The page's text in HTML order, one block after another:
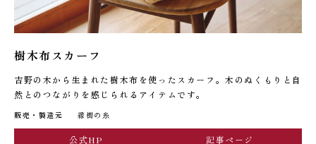
樹木布スカーフ
吉野の木から生まれた樹木布を使ったスカーフ。木のぬくもりと自
然とのつながりを感じられるアイテムです。
販売・製造元 縁樹の⽷
公式HP 記事ページ